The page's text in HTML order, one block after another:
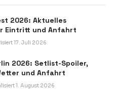
2026: Aktuelles
Eintritt und Anfahrt
17. Juli 2026
2026: Setlist-Spoiler,
und Anfahrt
1. August 2026